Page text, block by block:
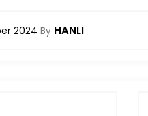
2024 By HANLI